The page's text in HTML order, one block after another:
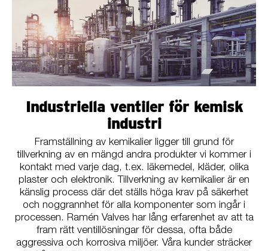
Industriella ventiler för kemisk
industri
Framställning av kemikalier ligger till grund för
tillverkning av en mängd andra produkter vi kommer i
kontakt med varje dag, t.ex. läkemedel, kläder, olika
plaster och elektronik. Tillverkning av kemikalier är en
känslig process där det ställs höga krav på säkerhet
och noggrannhet för alla komponenter som ingår i
processen. Ramén Valves har lång erfarenhet av att ta
fram rätt ventillösningar för dessa, ofta både
aggressiva och korrosiva miljöer. Våra kunder sträcker